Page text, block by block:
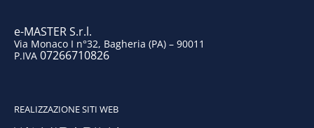
e-MASTER S.r.l.
Via Monaco I n°32, Bagheria (PA) – 90011
P.IVA 07266710826
REALIZZAZIONE SITI WEB